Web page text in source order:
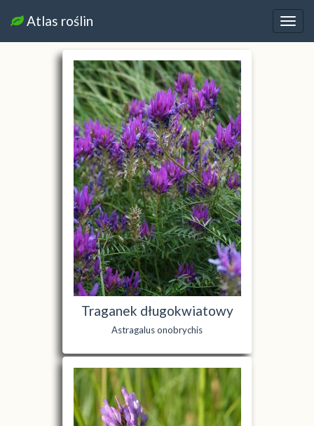
Atlas roślin
Traganek długokwiatowy
Astragalus onobrychis